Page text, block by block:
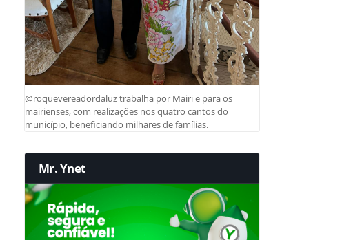
@roquevereadordaluz trabalha por Mairi e para os
mairienses, com realizações nos quatro cantos do
município, beneficiando milhares de famílias.
Mr. Ynet